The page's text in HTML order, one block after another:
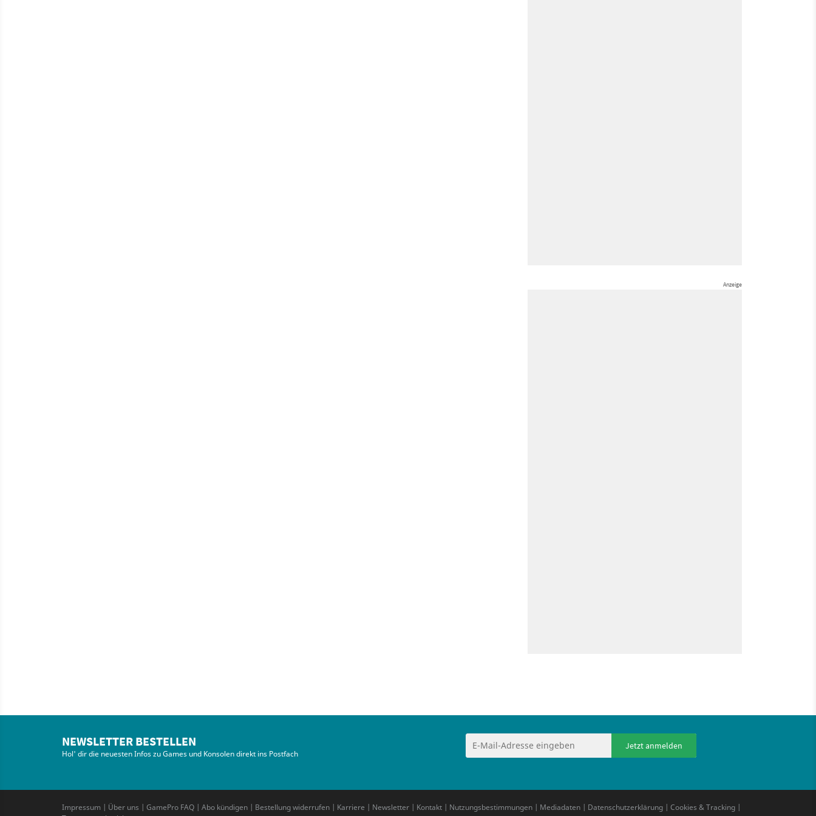
NEWSLETTER BESTELLEN
Hol' dir die neuesten Infos zu Games und Konsolen direkt ins Postfach
Jetzt anmelden
Impressum | Über uns | GamePro FAQ | Abo kündigen | Bestellung widerrufen | Karriere | Newsletter | Kontakt | Nutzungsbestimmungen | Mediadaten | Datenschutzerklärung | Cookies & Tracking |